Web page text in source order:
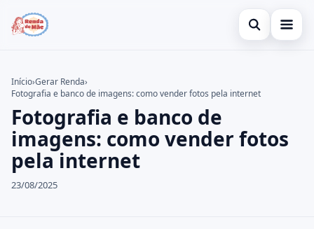
Abrir busca
Cartão de Crédito
Empréstimo
Legal
Buscar no site
Buscar por:
Pressione Enter para buscar ou ESC para fechar.
Início›Gerar Renda›
Fotografia e banco de imagens: como vender fotos pela internet
Fotografia e banco de
imagens: como vender fotos
pela internet
23/08/2025